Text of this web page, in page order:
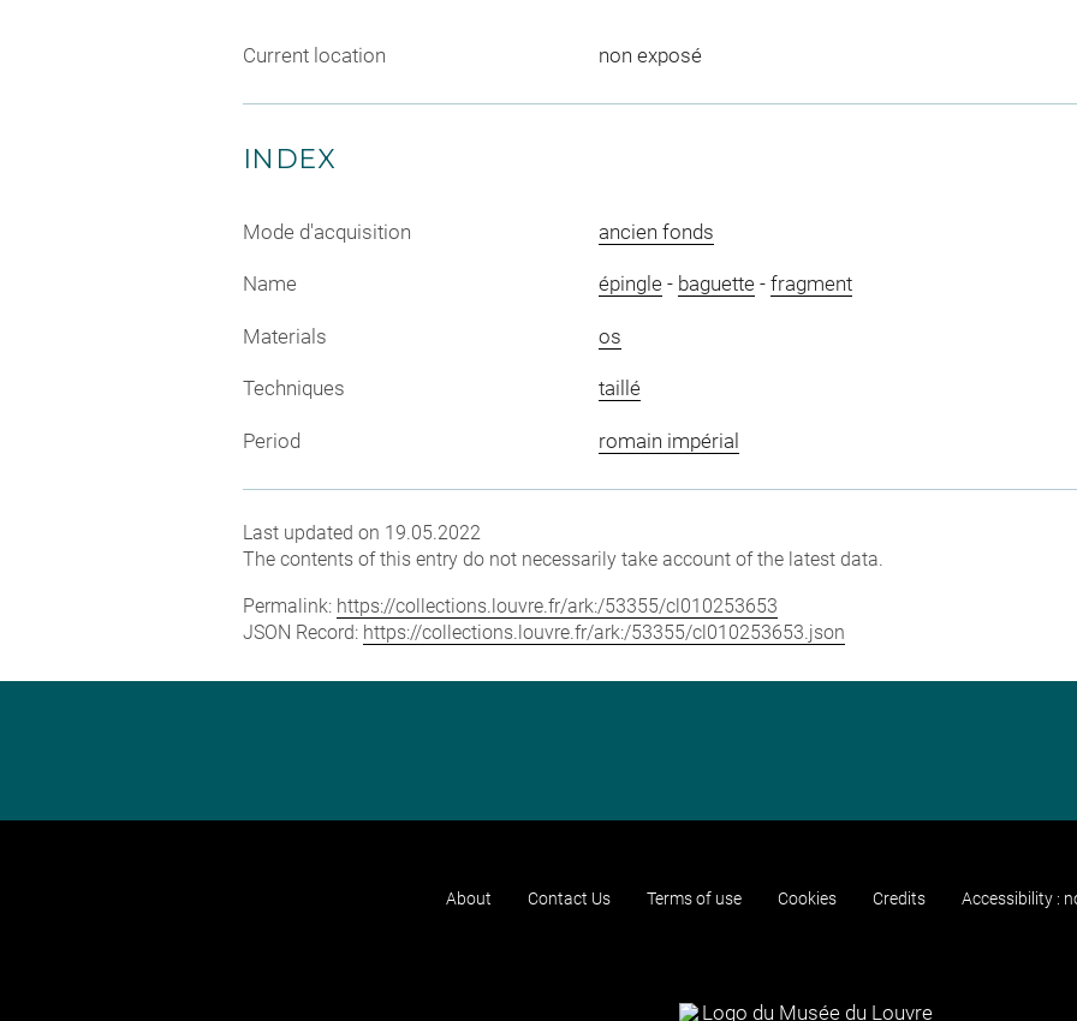
Current location non exposé
INDEX
Mode d'acquisition ancien fonds
Name épingle- baguette- fragment
Materials os
Techniques taillé
Period romain impérial
Last updated on 19.05.2022
The contents of this entry do not necessarily take account of the latest data.
Permalink: https://collections.louvre.fr/ark:/53355/cl010253653
JSON Record: https://collections.louvre.fr/ark:/53355/cl010253653.json
About Contact Us Terms of use Cookies Credits Accessibility :